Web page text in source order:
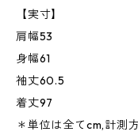
【実寸】
肩幅53
身幅61
袖丈60.5
着丈97
＊単位は全てcm,計測